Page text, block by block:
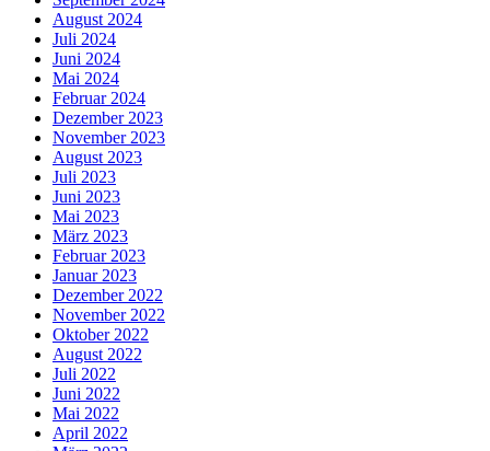
August 2024
Juli 2024
Juni 2024
Mai 2024
Februar 2024
Dezember 2023
November 2023
August 2023
Juli 2023
Juni 2023
Mai 2023
März 2023
Februar 2023
Januar 2023
Dezember 2022
November 2022
Oktober 2022
August 2022
Juli 2022
Juni 2022
Mai 2022
April 2022